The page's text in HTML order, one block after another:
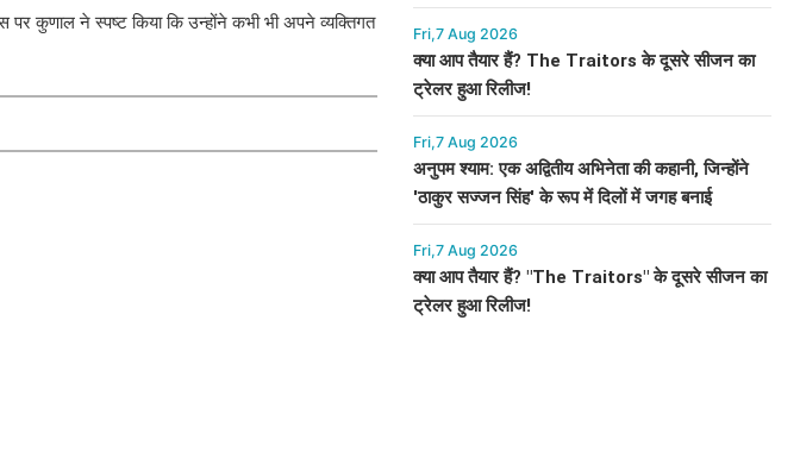
पर कुणाल ने स्पष्ट किया कि उन्होंने कभी भी अपने व्यक्तिगत
Fri,7 Aug 2026
क्या आप तैयार हैं? The Traitors के दूसरे सीजन का
ट्रेलर हुआ रिलीज!
Fri,7 Aug 2026
अनुपम श्याम: एक अद्वितीय अभिनेता की कहानी, जिन्होंने
'ठाकुर सज्जन सिंह' के रूप में दिलों में जगह बनाई
Fri,7 Aug 2026
क्या आप तैयार हैं? "The Traitors" के दूसरे सीजन का
ट्रेलर हुआ रिलीज!